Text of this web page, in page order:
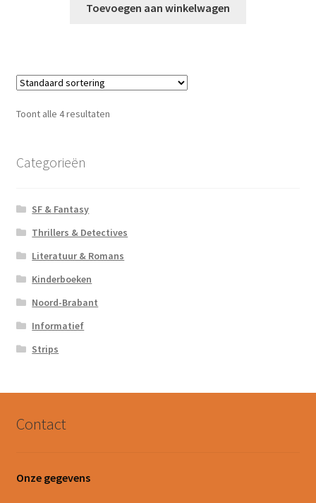
Toevoegen aan winkelwagen
Toont alle 4 resultaten
Categorieën
SF & Fantasy
Thrillers & Detectives
Literatuur & Romans
Kinderboeken
Noord-Brabant
Informatief
Strips
Contact
Onze gegevens